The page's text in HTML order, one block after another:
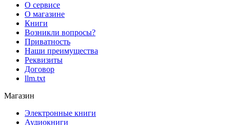
О сервисе
О магазине
Книги
Возникли вопросы?
Приватность
Наши преимущества
Реквизиты
Договор
llm.txt
Магазин
Электронные книги
Аудиокниги